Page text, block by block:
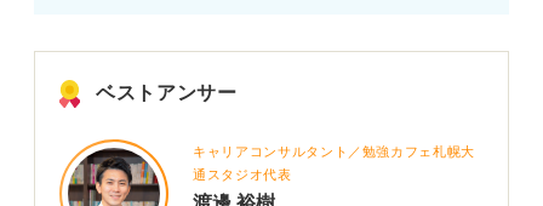
ベストアンサー
キャリアコンサルタント／勉強カフェ札幌大
通スタジオ代表